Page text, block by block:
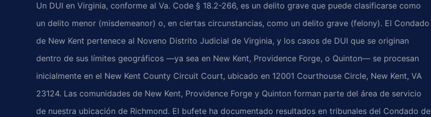
Un DUI en Virginia, conforme al Va. Code § 18.2-266, es un delito grave que puede clasificarse como
un delito menor (misdemeanor) o, en ciertas circunstancias, como un delito grave (felony). El Condado
de New Kent pertenece al Noveno Distrito Judicial de Virginia, y los casos de DUI que se originan
dentro de sus límites geográficos —ya sea en New Kent, Providence Forge, o Quinton— se procesan
inicialmente en el New Kent County Circuit Court, ubicado en 12001 Courthouse Circle, New Kent, VA
23124. Las comunidades de New Kent, Providence Forge y Quinton forman parte del área de servicio
de nuestra ubicación de Richmond. El bufete ha documentado resultados en tribunales del Condado de